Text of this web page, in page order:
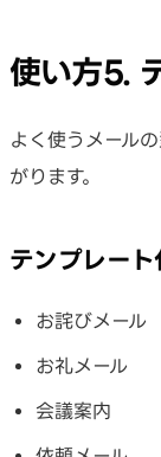
使い方5.
よく使うメール
がります。
テンプレート
お詫びメール
お礼メール
会議案内